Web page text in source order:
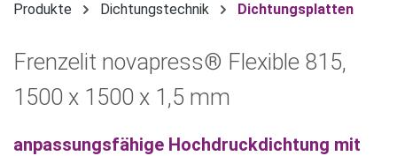
Produkte Dichtungstechnik Dichtungsplatten
Frenzelit novapress® Flexible 815,
1500 x 1500 x 1,5 mm
anpassungsfähige Hochdruckdichtung mit